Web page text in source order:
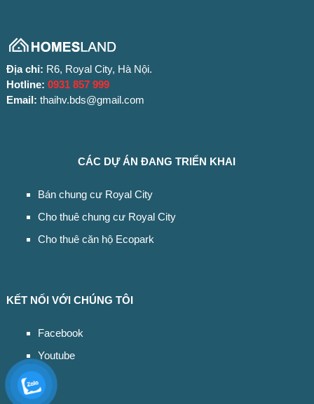
Địa chỉ: R6, Royal City, Hà Nội.
Hotline: 0931 857 999
Email: thaihv.bds@gmail.com
CÁC DỰ ÁN ĐANG TRIỂN KHAI
Bán chung cư Royal City
Cho thuê chung cư Royal City
Cho thuê căn hộ Ecopark
KẾT NỐI VỚI CHÚNG TÔI
Facebook
Youtube